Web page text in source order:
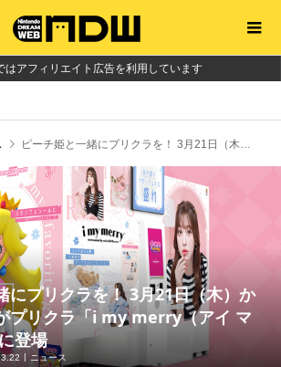
はアフィリエイト広告を利用しています
ピーチ姫と一緒にプリクラを！ 3月21日（木）から、ピーチ姫がプリクラ「i my merry（アイ マイ メリー）」に登場
にプリクラを！ 3月21日（木）か
プリクラ「i my merry（アイ マ
登場
ニュース